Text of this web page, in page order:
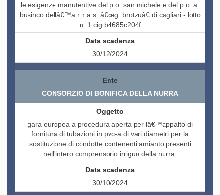
le esigenze manutentive del p.o. san michele e del p.o. a.
businco dellâ€™a.r.n.a.s. â€œg. brotzuâ€ di cagliari - lotto
n. 1 cig b4685c204f
30/12/2024
CONSORZIO DI BONIFICA DELLA NURRA
gara europea a procedura aperta per lâ€™appalto di
fornitura di tubazioni in pvc-a di vari diametri per la
sostituzione di condotte contenenti amianto presenti
nell'intero comprensorio irriguo della nurra.
30/10/2024